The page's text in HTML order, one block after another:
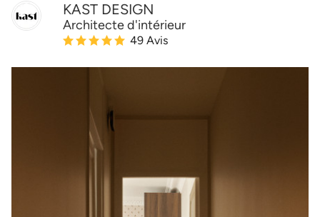
KAST DESIGN
Architecte d'intérieur
49Avis